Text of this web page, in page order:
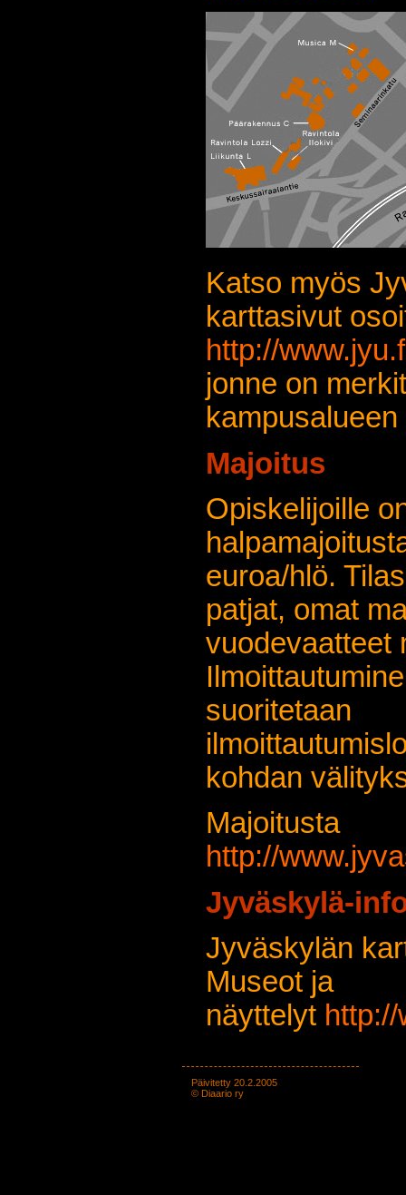
Katso myös
karttasivut
http://
jonne on
kampusalueen
Majoitus
Opiskelijoille
euroa/hlö.
patjat, omat
vuodevaatteet
suoritetaan
kohdan
http://
Jyväskylä-
Jyväskylän
Museot ja
näyttelyt
Päivitetty 20.2.2005
© Diaario ry